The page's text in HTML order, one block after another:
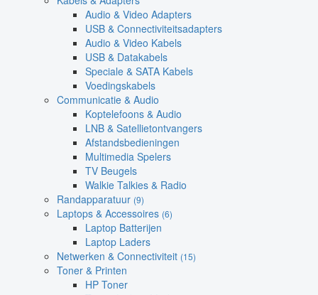
Audio & Video Adapters
USB & Connectiviteitsadapters
Audio & Video Kabels
USB & Datakabels
Speciale & SATA Kabels
Voedingskabels
Communicatie & Audio
Koptelefoons & Audio
LNB & Satellietontvangers
Afstandsbedieningen
Multimedia Spelers
TV Beugels
Walkie Talkies & Radio
Randapparatuur (9)
Laptops & Accessoires (6)
Laptop Batterijen
Laptop Laders
Netwerken & Connectiviteit (15)
Toner & Printen
HP Toner